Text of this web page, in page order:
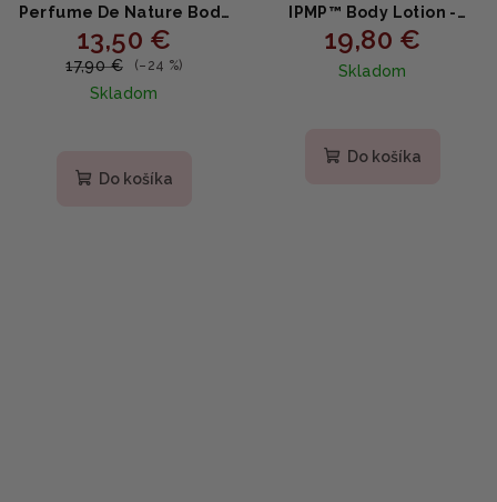
Perfume De Nature Body
Lotion SUNSHINE BERRY
- Parfumované telové
mlieko s centellou a
ceramidmi 345ml
13,50 €
17,90 € (–24 %)
Skladom
Do košíka
IPMP™ Body Lotion -
Telové mlieko s
mrkvovým extraktom a
IPMP 200ml
19,80 €
Skladom
Do košíka